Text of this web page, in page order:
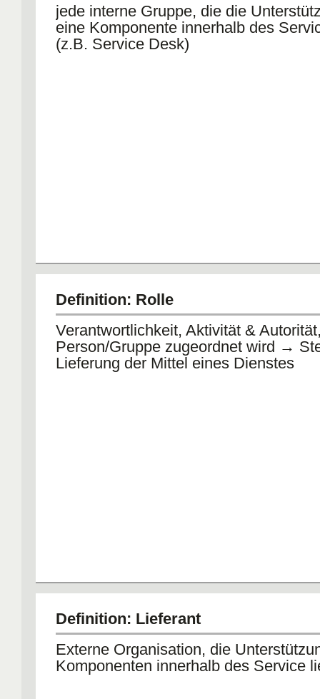
jede interne Gruppe, die die
eine Komponente innerhalb des
(z.B. Service Desk)
Definition: Rolle
Verantwortlichkeit, Aktivität &
Person/Gruppe zugeordnet wird →
Lieferung der Mittel eines Dienstes
Definition: Lieferant
Externe Organisation, die
Komponenten innerhalb des Service